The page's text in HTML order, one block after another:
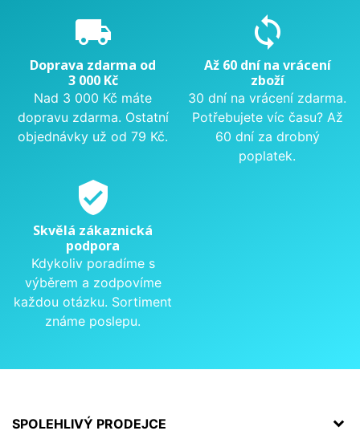
local_shipping
Doprava zdarma od
3 000 Kč
Nad 3 000 Kč máte
dopravu zdarma. Ostatní
objednávky už od 79 Kč.
sync
Až 60 dní na vrácení
zboží
30 dní na vrácení zdarma.
Potřebujete víc času? Až
60 dní za drobný
poplatek.
verified_user
Skvělá zákaznická
podpora
Kdykoliv poradíme s
výběrem a zodpovíme
každou otázku. Sortiment
známe poslepu.
SPOLEHLIVÝ PRODEJCE